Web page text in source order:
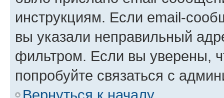
инструкциям. Если email-
вы указали неправильный
фильтром. Если вы уверены,
попробуйте связаться с
Вернуться к началу